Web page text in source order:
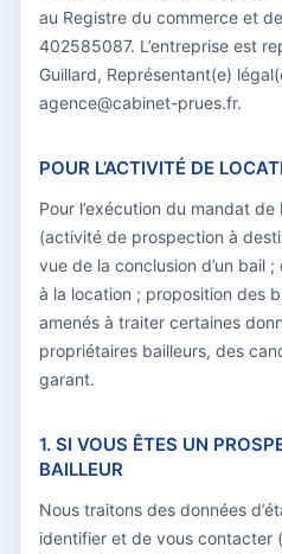
au Registre du commerce et
402585087. L’entreprise est
Guillard, Représentant(e)
agence@cabinet-prues.fr.
POUR L’ACTIVITÉ DE
Pour l’exécution du mandat
(activité de prospection à
vue de la conclusion d’un bail
à la location ; proposition des
amenés à traiter certaines
propriétaires bailleurs, des
garant.
1. SI VOUS ÊTES UN
BAILLEUR
Nous traitons des données
identifier et de vous contacter